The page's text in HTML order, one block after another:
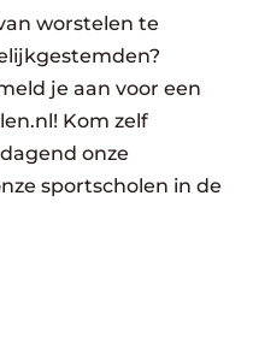
worstelen te
je aan voor een
Kom zelf
onze
sportscholen in de